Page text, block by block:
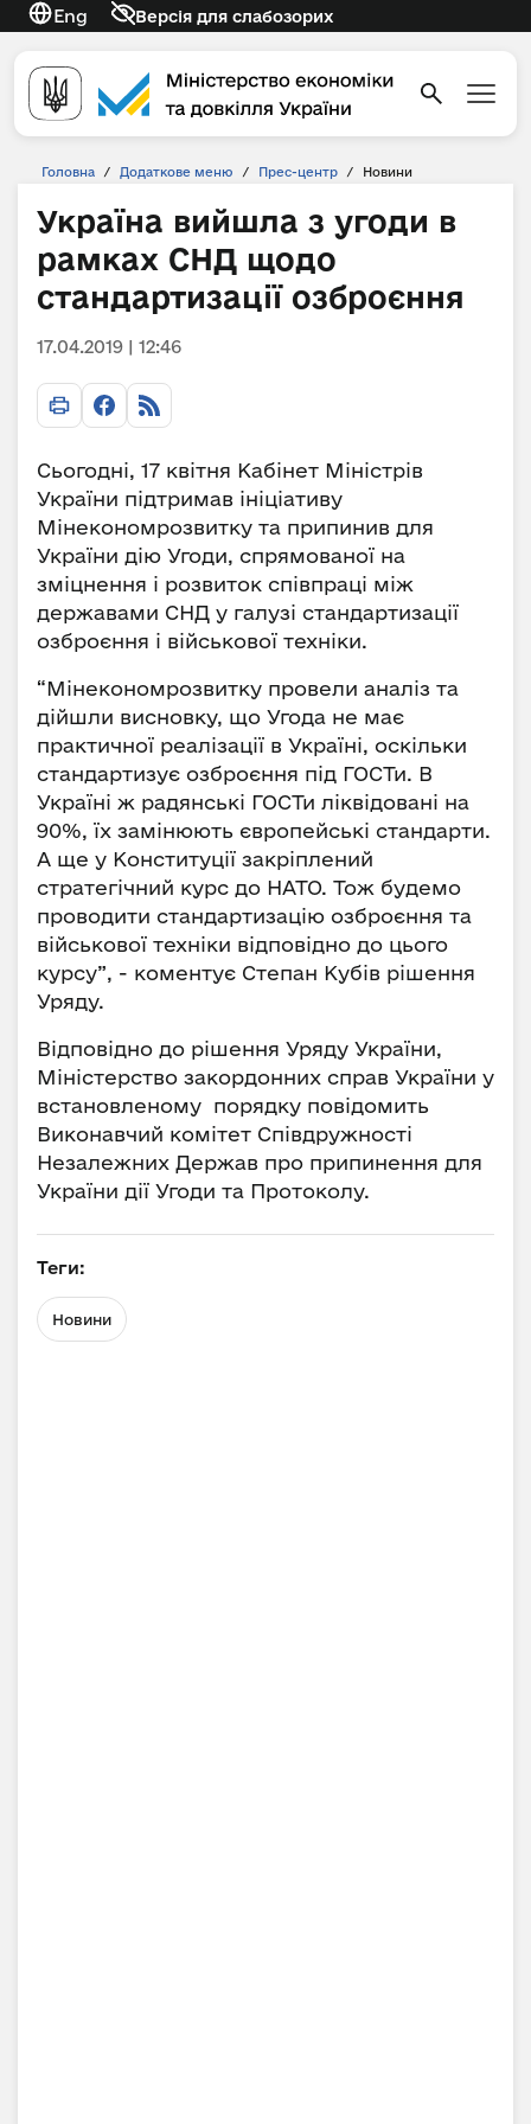
Eng Версія для слабозорих
Головна / Додаткове меню / Прес-центр / Новини
Україна вийшла з угоди в
рамках СНД щодо
стандартизації озброєння
17.04.2019 | 12:46
Сьогодні, 17 квітня Кабінет Міністрів
України підтримав ініціативу
Мінекономрозвитку та припинив для
України дію Угоди, спрямованої на
зміцнення і розвиток співпраці між
державами СНД у галузі стандартизації
озброєння і військової техніки.
“Мінекономрозвитку провели аналіз та
дійшли висновку, що Угода не має
практичної реалізації в Україні, оскільки
стандартизує озброєння під ГОСТи. В
Україні ж радянські ГОСТи ліквідовані на
90%, їх замінюють європейські стандарти.
А ще у Конституції закріплений
стратегічний курс до НАТО. Тож будемо
проводити стандартизацію озброєння та
військової техніки відповідно до цього
курсу”, - коментує Степан Кубів рішення
Уряду.
Відповідно до рішення Уряду України,
Міністерство закордонних справ України у
встановленому порядку повідомить
Виконавчий комітет Співдружності
Незалежних Держав про припинення для
України дії Угоди та Протоколу.
Теги:
Новини